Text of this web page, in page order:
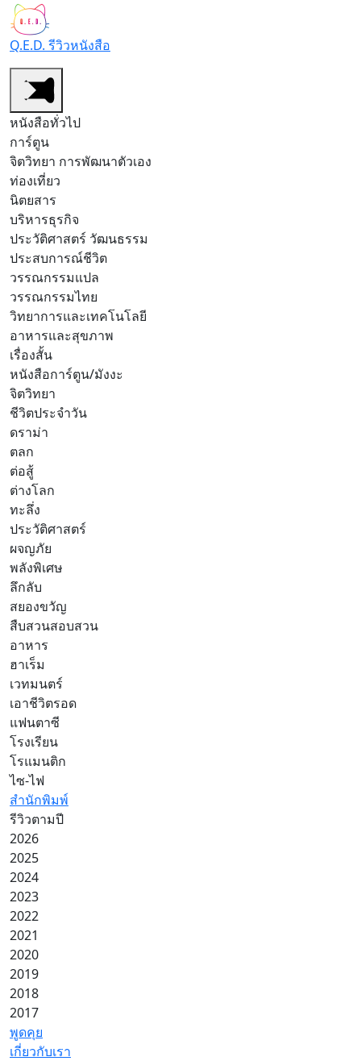
Q.E.D. รีวิวหนังสือ
หนังสือทั่วไป
การ์ตูน
จิตวิทยา การพัฒนาตัวเอง
ท่องเที่ยว
นิตยสาร
บริหารธุรกิจ
ประวัติศาสตร์ วัฒนธรรม
ประสบการณ์ชีวิต
วรรณกรรมแปล
วรรณกรรมไทย
วิทยาการและเทคโนโลยี
อาหารและสุขภาพ
เรื่องสั้น
หนังสือการ์ตูน/มังงะ
จิตวิทยา
ชีวิตประจำวัน
ดราม่า
ตลก
ต่อสู้
ต่างโลก
ทะลึ่ง
ประวัติศาสตร์
ผจญภัย
พลังพิเศษ
ลึกลับ
สยองขวัญ
สืบสวนสอบสวน
อาหาร
ฮาเร็ม
เวทมนตร์
เอาชีวิตรอด
แฟนตาซี
โรงเรียน
โรแมนติก
ไซ-ไฟ
สำนักพิมพ์
รีวิวตามปี
2026
2025
2024
2023
2022
2021
2020
2019
2018
2017
พูดคุย
เกี่ยวกับเรา